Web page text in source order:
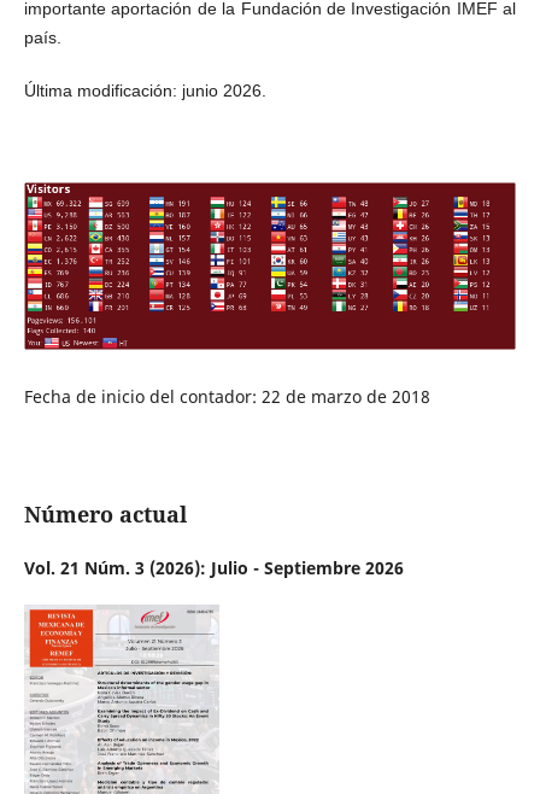
importante aportación de la Fundación de Investigación IMEF al
país.
Última modificación: junio 2026.
Fecha de inicio del contador: 22 de marzo de 2018
Número actual
Vol. 21 Núm. 3 (2026): Julio - Septiembre 2026